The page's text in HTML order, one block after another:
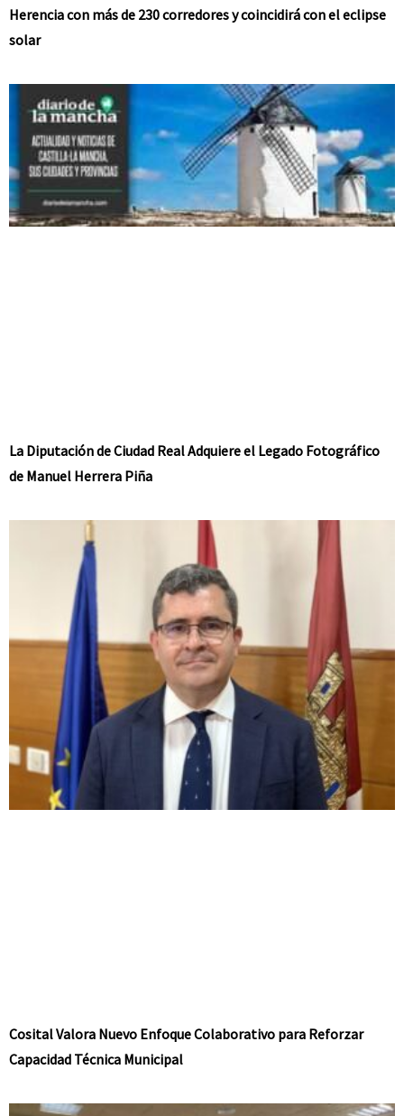
Herencia con más de 230 corredores y coincidirá con el eclipse
solar
La Diputación de Ciudad Real Adquiere el Legado Fotográfico
de Manuel Herrera Piña
Cosital Valora Nuevo Enfoque Colaborativo para Reforzar
Capacidad Técnica Municipal